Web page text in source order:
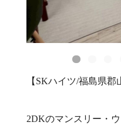
【SKハイツ/福島県郡
2DKのマンスリー・